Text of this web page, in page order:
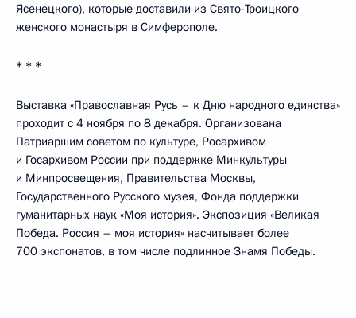
Ясенецкого), которые доставили из Свято-Троицкого
женского монастыря в Симферополе.
* * *
Выставка «Православная Русь – к Дню народного единства»
проходит с 4 ноября по 8 декабря. Организована
Патриаршим советом по культуре, Росархивом
и Госархивом России при поддержке Минкультуры
и Минпросвещения, Правительства Москвы,
Государственного Русского музея, Фонда поддержки
гуманитарных наук «Моя история». Экспозиция «Великая
Победа. Россия – моя история» насчитывает более
700 экспонатов, в том числе подлинное Знамя Победы.